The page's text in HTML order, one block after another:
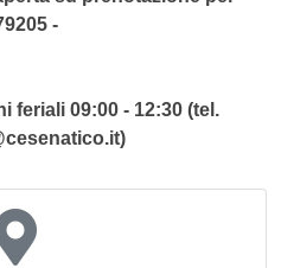
-
feriali 09:00 - 12:30 (tel.